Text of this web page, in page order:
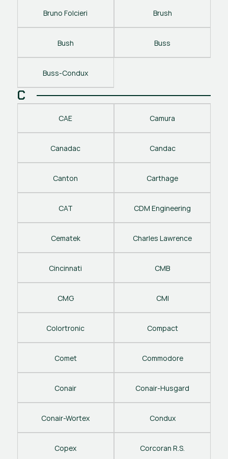
Bruno Folcieri Brush
Bush Buss
Buss-Condux
C
CAE Camura
Canadac Candac
Canton Carthage
CAT CDM Engineering
Cematek Charles Lawrence
Cincinnati CMB
CMG CMI
Colortronic Compact
Comet Commodore
Conair Conair-Husgard
Conair-Wortex Condux
Copex Corcoran R.S.